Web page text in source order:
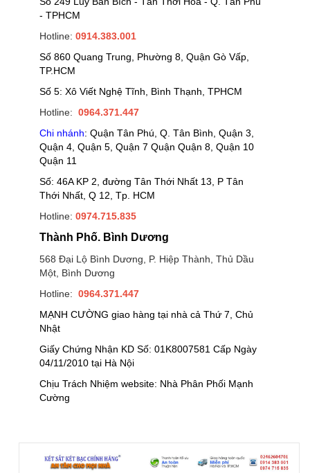
- TPHCM
Hotline: 0914.383.001
Số 860 Quang Trung, Phường 8, Quận Gò Vấp,
TP.HCM
Số 5: Xô Viết Nghệ Tĩnh, Bình Thạnh, TPHCM
Hotline: 0964.371.447
Chi nhánh: Quận Tân Phú, Q. Tân Bình, Quận 3,
Quận 4, Quận 5, Quận 7 Quận Quận 8, Quận 10
Quận 11
Số: 46A KP 2, đường Tân Thới Nhất 13, P Tân
Thới Nhất, Q 12, Tp. HCM
Hotline: 0974.715.835
Thành Phố. Bình Dương
568 Đại Lộ Bình Dương, P. Hiệp Thành, Thủ Dầu
Một, Bình Dương
Hotline: 0964.371.447
MẠNH CƯỜNG giao hàng tại nhà cả Thứ 7, Chủ
Nhật
Giấy Chứng Nhận KD Số: 01K8007581 Cấp Ngày
04/11/2010 tại Hà Nội
Chịu Trách Nhiệm website: Nhà Phân Phối Mạnh
Cường